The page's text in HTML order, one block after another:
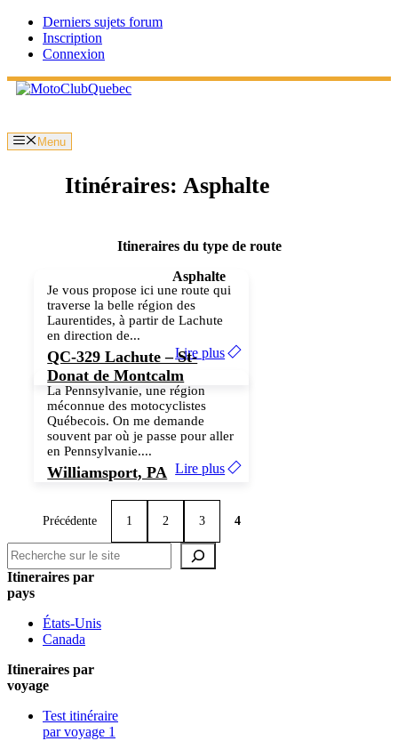
Aller
contenu
Derniers sujets forum
Inscription
Connexion
Menu
Itinéraires: Asphalte
Itineraires du type de route
Asphalte
Je vous propose ici une route qui
traverse la belle région des
Laurentides, à partir de Lachute
en direction de...
Lire plus
QC-329 Lachute – St-
Donat de Montcalm
La Pennsylvanie, une région
méconnue des motocyclistes
Québecois. On me demande
souvent par où je passe pour aller
en Pennsylvanie....
Lire plus
Williamsport, PA
Précédente 1 2 3 4
Recherche
Itineraires par
pays
États-Unis
Canada
Itineraires par
voyage
Test itinéraire
par voyage 1